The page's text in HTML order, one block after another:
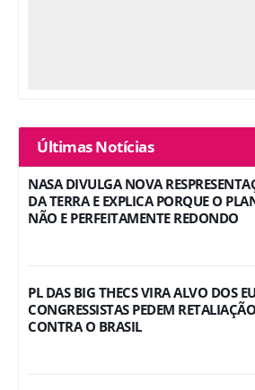
Últimas Notícias
NASA DIVULGA NOVA
DA TERRA E EXPLICA PORQUE O
NÃO E PERFEITAMENTE REDONDO
PL DAS BIG THECS VIRA ALVO DOS
CONGRESSISTAS PEDEM RETALIAÇÃO
CONTRA O BRASIL